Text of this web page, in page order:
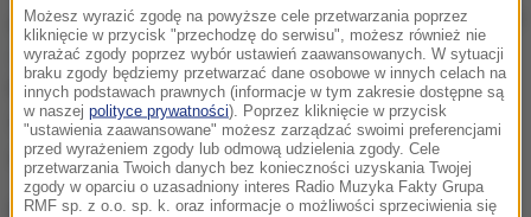
pewni, że ta sportowa spółka akcyjna nie upadnie (...) i
że nie będziemy startować od czwartej ligi- mówił na
konferencji prasowej wiceprezes TS Wisła Robert
Szymański.Nowym właścicielem, 100 proc. akcji,
będzie Towarzystwo Sportowe Wisła- dodał.
Przedstawiciele TS Wisła zapewniają, że umowa
Możesz wyrazić zgodę na powyższe cele przetwarzania poprzez
kliknięcie w przycisk "przechodzę do serwisu", możesz również nie
wyrażać zgody poprzez wybór ustawień zaawansowanych. W sytuacji
braku zgody będziemy przetwarzać dane osobowe w innych celach na
innych podstawach prawnych (informacje w tym zakresie dostępne są
w naszej polityce prywatności). Poprzez kliknięcie w przycisk
"ustawienia zaawansowane" możesz zarządzać swoimi preferencjami
przed wyrażeniem zgody lub odmową udzielenia zgody. Cele
przetwarzania Twoich danych bez konieczności uzyskania Twojej
zgody w oparciu o uzasadniony interes Radio Muzyka Fakty Grupa
RMF sp. z o.o. sp. k. oraz informacje o możliwości sprzeciwienia się